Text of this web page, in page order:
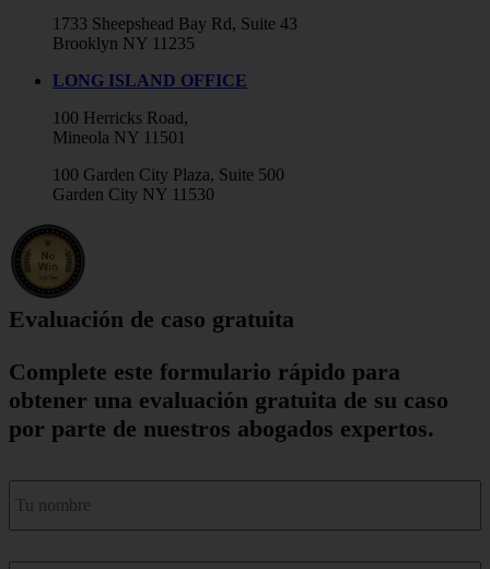
1733 Sheepshead Bay Rd, Suite 43
Brooklyn NY 11235
LONG ISLAND OFFICE
100 Herricks Road,
Mineola NY 11501
100 Garden City Plaza, Suite 500
Garden City NY 11530
Evaluación de caso gratuita
Complete este formulario rápido para
obtener una evaluación gratuita de su caso
por parte de nuestros abogados expertos.
nombre *
Teléfono